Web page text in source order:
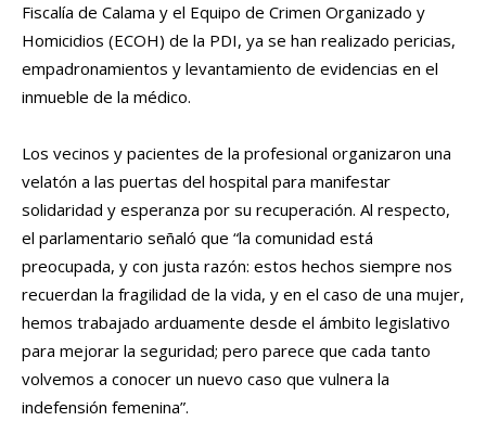
Fiscalía de Calama y el Equipo de Crimen Organizado y
Homicidios (ECOH) de la PDI, ya se han realizado pericias,
empadronamientos y levantamiento de evidencias en el
inmueble de la médico.
Los vecinos y pacientes de la profesional organizaron una
velatón a las puertas del hospital para manifestar
solidaridad y esperanza por su recuperación. Al respecto,
el parlamentario señaló que “la comunidad está
preocupada, y con justa razón: estos hechos siempre nos
recuerdan la fragilidad de la vida, y en el caso de una mujer,
hemos trabajado arduamente desde el ámbito legislativo
para mejorar la seguridad; pero parece que cada tanto
volvemos a conocer un nuevo caso que vulnera la
indefensión femenina”.